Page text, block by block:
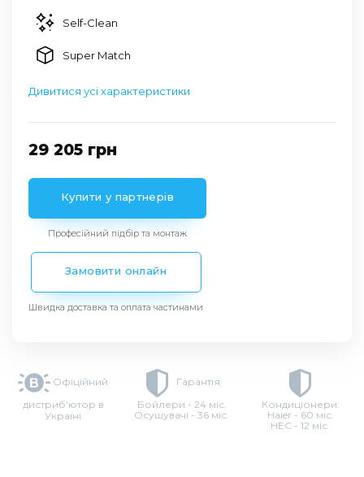
Self-Clean
Super Match
Дивитися усі характеристики
29 205 грн
Купити у партнерів
Професійний підбір та монтаж
Замовити онлайн
Швидка доставка та оплата частинами
Офіційний
дистриб'ютор в
Україні
Гарантія:
Бойлери - 24 міс.
Осушувачі - 36 міс.
Кондиціонери:
Haier - 60 міс.
HEC - 12 міс.